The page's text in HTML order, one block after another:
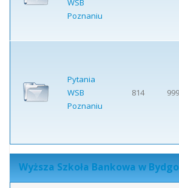
WSB
Poznaniu
Pytania
WSB
Poznaniu
814
Wyższa Szkoła Bankowa w